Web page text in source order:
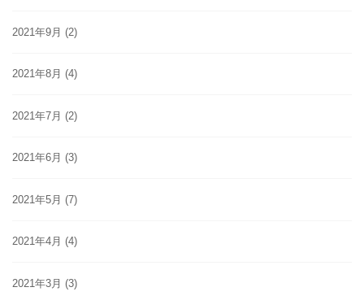
2021年9月 (2)
2021年8月 (4)
2021年7月 (2)
2021年6月 (3)
2021年5月 (7)
2021年4月 (4)
2021年3月 (3)